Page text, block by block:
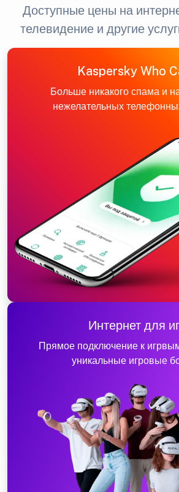
Доступные цены на
телевидение и другие
Kaspersky Who
Больше никакого спама и
нежелательных
Интернет для
Прямое подключение к
уникальные игровые